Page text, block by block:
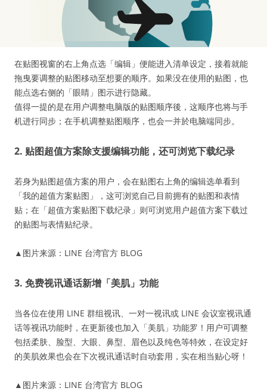
贴、让常用的贴图和表情贴排到最前方也能更容易找到它。随着
本次更新後， LINE 电脑版终於也能编辑贴图与表情贴的顺序
在贴图视窗的右上角点选「编辑」便能进入清单设定，接着就能
拖曳要调整的贴图移动至想要的顺序。如果没在使用的贴图，也
能点选右侧的「眼睛」图示进行隐藏。
值得一提的是在用户调整电脑版的贴图顺序後，这顺序也将与手
机进行同步；在手机调整贴图顺序，也会一并於电脑端同步。
2. 贴图超值方案除支援编辑功能，还可浏览下载纪录
若身为贴图超值方案的用户，会在贴图右上角的编辑选单看到
「我的超值方案贴图」，这可浏览自己目前拥有的贴图和表情
贴；在「超值方案贴图下载纪录」则可浏览用户超值方案下载过
的贴图与表情贴纪录。
▲图片来源：LINE 台湾官方 BLOG
3. 免费视讯通话新增「美肌」功能
当各位在使用 LINE 群组视讯、一对一视讯或 LINE 会议室视讯通
话等视讯功能时，在更新後也加入「美肌」功能罗！用户可调整
包括柔肤、脸型、大眼、鼻型、眉色以及纯色等特效，在设定好
的美肌效果也会在下次视讯通话时自动套用，实在相当贴心呀！
▲图片来源：LINE 台湾官方 BLOG